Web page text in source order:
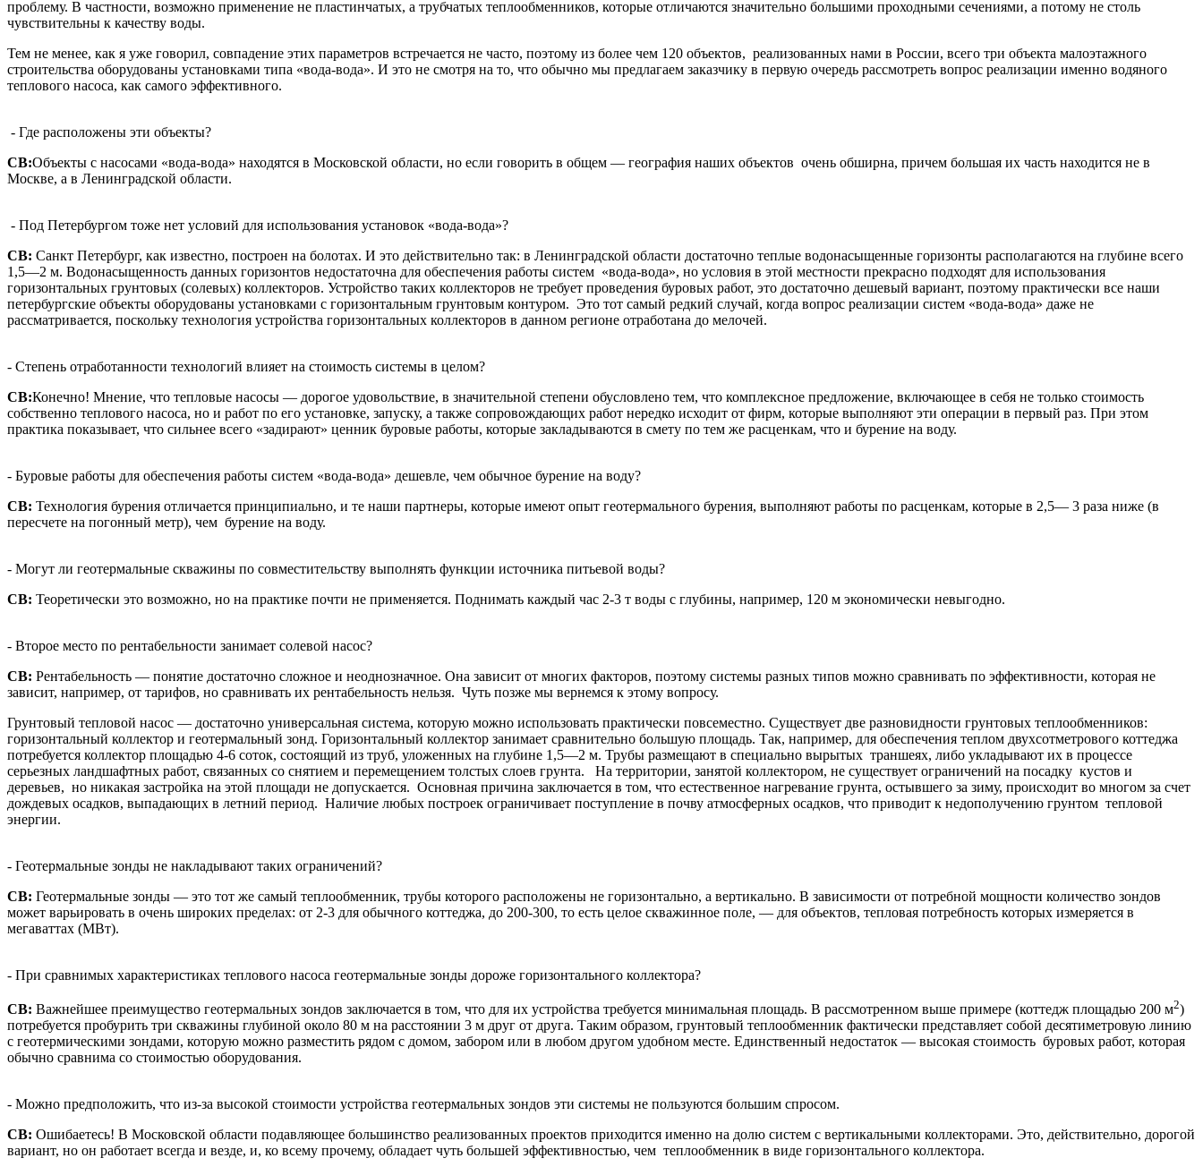
проблему. В частности, возможно применение не пластинчатых, а трубчатых теплообменников, которые отличаются значительно большими проходными сечениями, а потому не столь
чувствительны к качеству воды.
Тем не менее, как я уже говорил, совпадение этих параметров встречается не часто, поэтому из более чем 120 объектов, реализованных нами в России, всего три объекта малоэтажного
строительства оборудованы установками типа «вода-вода». И это не смотря на то, что обычно мы предлагаем заказчику в первую очередь рассмотреть вопрос реализации именно водяного
теплового насоса, как самого эффективного.
- Где расположены эти объекты?
СВ:Объекты с насосами «вода-вода» находятся в Московской области, но если говорить в общем — география наших объектов очень обширна, причем большая их часть находится не в
Москве, а в Ленинградской области.
- Под Петербургом тоже нет условий для использования установок «вода-вода»?
СВ: Санкт Петербург, как известно, построен на болотах. И это действительно так: в Ленинградской области достаточно теплые водонасыщенные горизонты располагаются на глубине всего
1,5—2 м. Водонасыщенность данных горизонтов недостаточна для обеспечения работы систем «вода-вода», но условия в этой местности прекрасно подходят для использования
горизонтальных грунтовых (солевых) коллекторов. Устройство таких коллекторов не требует проведения буровых работ, это достаточно дешевый вариант, поэтому практически все наши
петербургские объекты оборудованы установками с горизонтальным грунтовым контуром. Это тот самый редкий случай, когда вопрос реализации систем «вода-вода» даже не
рассматривается, поскольку технология устройства горизонтальных коллекторов в данном регионе отработана до мелочей.
- Степень отработанности технологий влияет на стоимость системы в целом?
СВ:Конечно! Мнение, что тепловые насосы — дорогое удовольствие, в значительной степени обусловлено тем, что комплексное предложение, включающее в себя не только стоимость
собственно теплового насоса, но и работ по его установке, запуску, а также сопровождающих работ нередко исходит от фирм, которые выполняют эти операции в первый раз. При этом
практика показывает, что сильнее всего «задирают» ценник буровые работы, которые закладываются в смету по тем же расценкам, что и бурение на воду.
- Буровые работы для обеспечения работы систем «вода-вода» дешевле, чем обычное бурение на воду?
СВ: Технология бурения отличается принципиально, и те наши партнеры, которые имеют опыт геотермального бурения, выполняют работы по расценкам, которые в 2,5— 3 раза ниже (в
пересчете на погонный метр), чем бурение на воду.
- Могут ли геотермальные скважины по совместительству выполнять функции источника питьевой воды?
СВ: Теоретически это возможно, но на практике почти не применяется. Поднимать каждый час 2-3 т воды с глубины, например, 120 м экономически невыгодно.
- Второе место по рентабельности занимает солевой насос?
СВ: Рентабельность — понятие достаточно сложное и неоднозначное. Она зависит от многих факторов, поэтому системы разных типов можно сравнивать по эффективности, которая не
зависит, например, от тарифов, но сравнивать их рентабельность нельзя. Чуть позже мы вернемся к этому вопросу.
Грунтовый тепловой насос — достаточно универсальная система, которую можно использовать практически повсеместно. Существует две разновидности грунтовых теплообменников:
горизонтальный коллектор и геотермальный зонд. Горизонтальный коллектор занимает сравнительно большую площадь. Так, например, для обеспечения теплом двухсотметрового коттеджа
потребуется коллектор площадью 4-6 соток, состоящий из труб, уложенных на глубине 1,5—2 м. Трубы размещают в специально вырытых траншеях, либо укладывают их в процессе
серьезных ландшафтных работ, связанных со снятием и перемещением толстых слоев грунта. На территории, занятой коллектором, не существует ограничений на посадку кустов и
деревьев, но никакая застройка на этой площади не допускается. Основная причина заключается в том, что естественное нагревание грунта, остывшего за зиму, происходит во многом за счет
дождевых осадков, выпадающих в летний период. Наличие любых построек ограничивает поступление в почву атмосферных осадков, что приводит к недополучению грунтом тепловой
энергии.
- Геотермальные зонды не накладывают таких ограничений?
СВ: Геотермальные зонды — это тот же самый теплообменник, трубы которого расположены не горизонтально, а вертикально. В зависимости от потребной мощности количество зондов
может варьировать в очень широких пределах: от 2-3 для обычного коттеджа, до 200-300, то есть целое скважинное поле, — для объектов, тепловая потребность которых измеряется в
мегаваттах (МВт).
- При сравнимых характеристиках теплового насоса геотермальные зонды дороже горизонтального коллектора?
СВ: Важнейшее преимущество геотермальных зондов заключается в том, что для их устройства требуется минимальная площадь. В рассмотренном выше примере (коттедж площадью 200 м2)
потребуется пробурить три скважины глубиной около 80 м на расстоянии 3 м друг от друга. Таким образом, грунтовый теплообменник фактически представляет собой десятиметровую линию
с геотермическими зондами, которую можно разместить рядом с домом, забором или в любом другом удобном месте. Единственный недостаток — высокая стоимость буровых работ, которая
обычно сравнима со стоимостью оборудования.
- Можно предположить, что из-за высокой стоимости устройства геотермальных зондов эти системы не пользуются большим спросом.
СВ: Ошибаетесь! В Московской области подавляющее большинство реализованных проектов приходится именно на долю систем с вертикальными коллекторами. Это, действительно, дорогой
вариант, но он работает всегда и везде, и, ко всему прочему, обладает чуть большей эффективностью, чем теплообменник в виде горизонтального коллектора.